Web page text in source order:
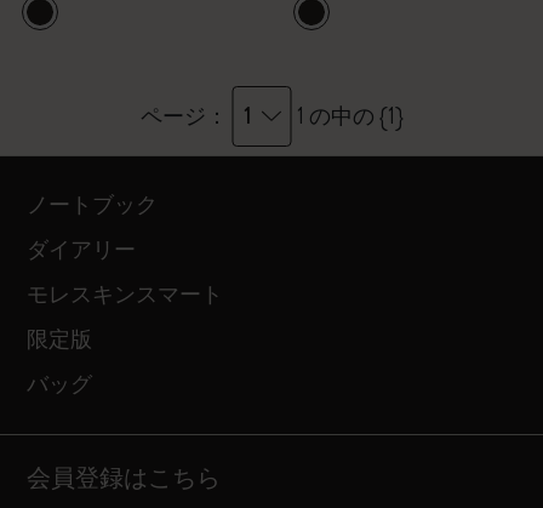
ページ： 1 1 の中の {1}
ノートブック
ダイアリー
モレスキンスマート
限定版
バッグ
会員登録はこちら